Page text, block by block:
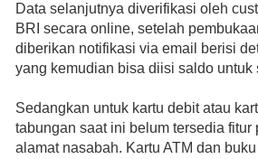
Data selanjutnya diverifikasi oleh
BRI secara online, setelah
diberikan notifikasi via email berisi
yang kemudian bisa diisi saldo untuk
Sedangkan untuk kartu debit atau
tabungan saat ini belum tersedia fitur
alamat nasabah. Kartu ATM dan